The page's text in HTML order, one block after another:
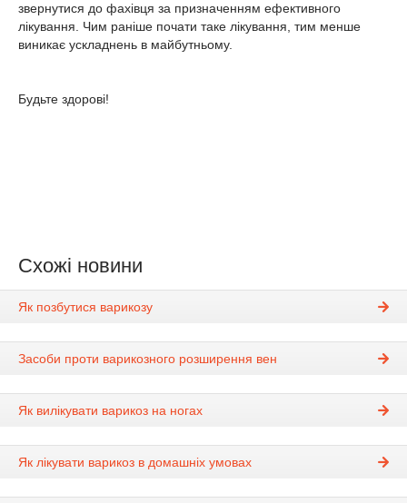
звернутися до фахівця за призначенням ефективного
лікування. Чим раніше почати таке лікування, тим менше
виникає ускладнень в майбутньому.
Будьте здорові!
Схожі новини
Як позбутися варикозу
Засоби проти варикозного розширення вен
Як вилікувати варикоз на ногах
Як лікувати варикоз в домашніх умовах